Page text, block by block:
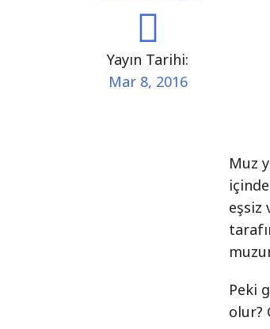
Yayın Tarihi:
Mar 8, 2016
Muz
eşsiz
Peki
olur?